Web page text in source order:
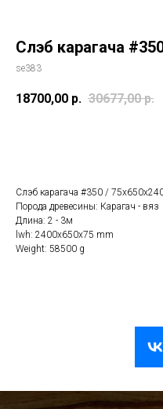
Слэб карагача
se383
18700,00 р. 30677,00 р.
Слэб карагача #350 /
Порода древесины: Карагач - вяз
Длина: 2 - 3м
lwh: 2400x650x75 mm
Weight: 58500 g